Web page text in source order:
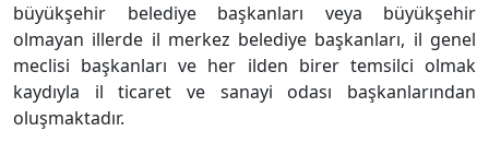
büyükşehir belediye başkanları veya büyükşehir
olmayan illerde il merkez belediye başkanları, il genel
meclisi başkanları ve her ilden birer temsilci olmak
kaydıyla il ticaret ve sanayi odası başkanlarından
oluşmaktadır.